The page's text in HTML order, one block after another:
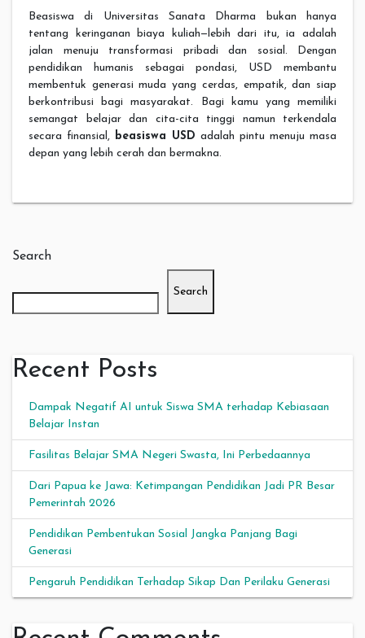
Beasiswa di Universitas Sanata Dharma bukan hanya
tentang keringanan biaya kuliah—lebih dari itu, ia adalah
jalan menuju transformasi pribadi dan sosial. Dengan
pendidikan humanis sebagai pondasi, USD membantu
membentuk generasi muda yang cerdas, empatik, dan siap
berkontribusi bagi masyarakat. Bagi kamu yang memiliki
semangat belajar dan cita-cita tinggi namun terkendala
secara finansial, beasiswa USD adalah pintu menuju masa
depan yang lebih cerah dan bermakna.
Search
Search
Recent Posts
Dampak Negatif AI untuk Siswa SMA terhadap Kebiasaan
Belajar Instan
Fasilitas Belajar SMA Negeri Swasta, Ini Perbedaannya
Dari Papua ke Jawa: Ketimpangan Pendidikan Jadi PR Besar
Pemerintah 2026
Pendidikan Pembentukan Sosial Jangka Panjang Bagi
Generasi
Pengaruh Pendidikan Terhadap Sikap Dan Perilaku Generasi